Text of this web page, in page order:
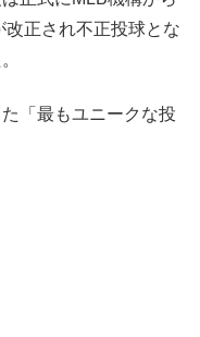
正され不正投球とな
「最もユニークな投